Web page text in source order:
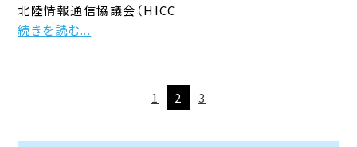
北陸情報通信協議会（HICC
続きを読む...
1 2 3